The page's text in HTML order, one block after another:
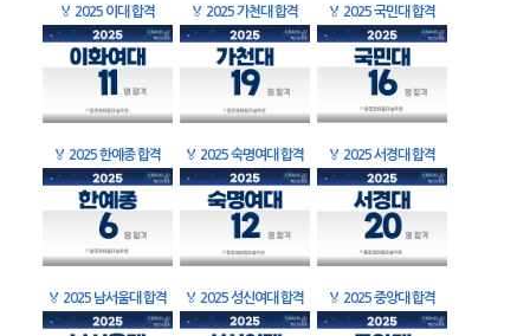
🏅 2025 이대 합격 🏅 2025 가천대 합격 🏅 2025 국민대 합격
🏅 2025 한예종 합격 🏅 2025 숙명여대 합격 🏅 2025 서경대 합격
🏅 2025 남서울대 합격 🏅 2025 성신여대 합격 🏅 2025 중앙대 합격